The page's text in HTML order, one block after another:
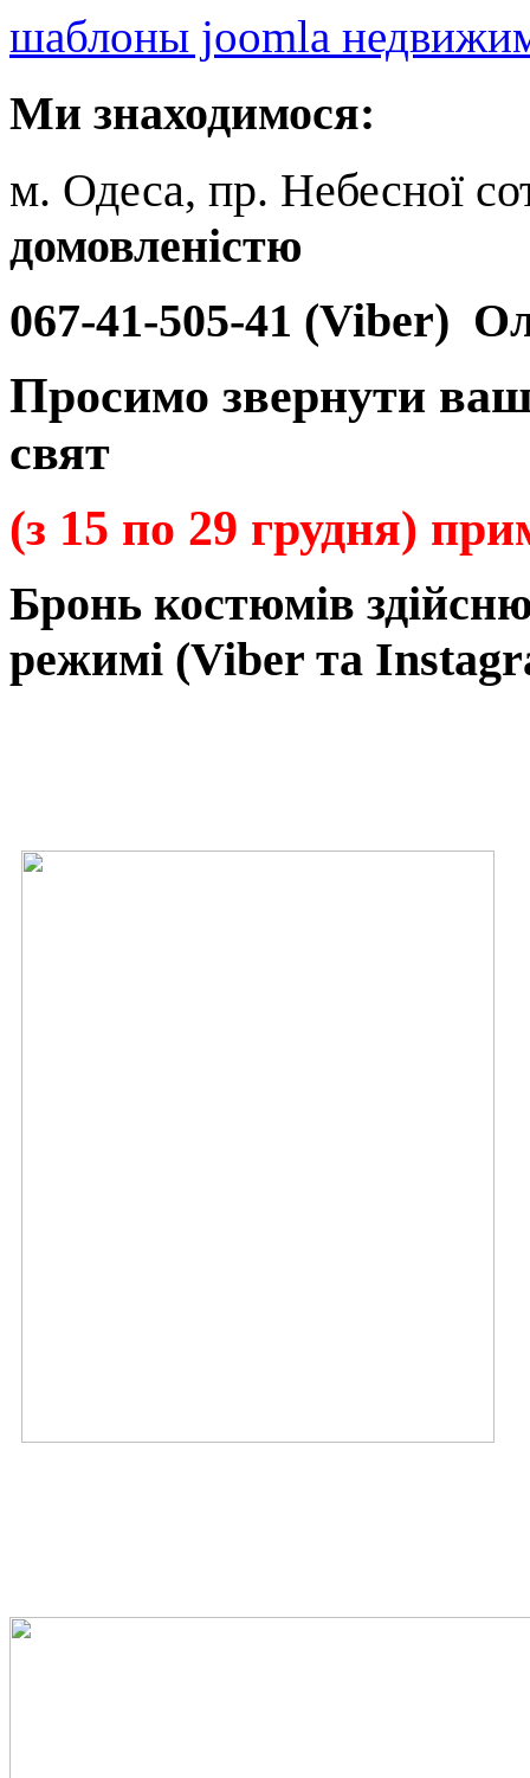
шаблоны joomla
Ми знаходимося:
м. Одеса, пр. Небесної
домовленістю
067-41-505-41 (Viber)
Просимо звернути
свят
(з 15 по 29 грудня)
Бронь костюмів
режимі (Viber та